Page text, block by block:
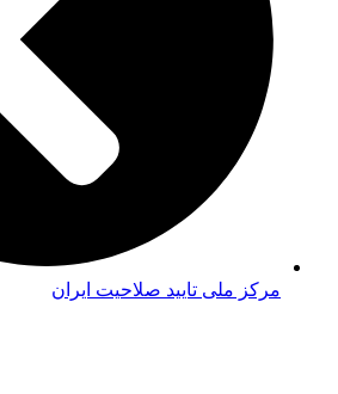
مرکز ملی تایید صلاحیت ایران